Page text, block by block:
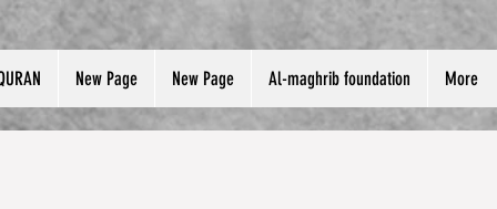
New Page New Page Al-maghrib foundation More